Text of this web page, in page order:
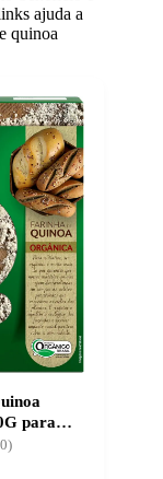
ajuda a
quinoa
para